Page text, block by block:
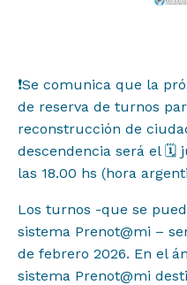
❗Se comunica que la
de reserva de turnos
reconstrucción de
descendencia será el 🗓️
las 18.00 hs (hora
Los turnos -que se
sistema Prenot@mi –
de febrero 2026. En el
sistema Prenot@mi
Proyectos
Institucional
Noticias